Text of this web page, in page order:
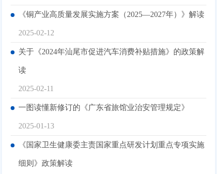
《铜产业高质量发展实施方案（2025—2027年）》解读
2025-02-12
关于《2024年汕尾市促进汽车消费补贴措施》的政策解
读
2025-02-11
一图读懂新修订的《广东省旅馆业治安管理规定》
2025-01-13
《国家卫生健康委主责国家重点研发计划重点专项实施
细则》政策解读